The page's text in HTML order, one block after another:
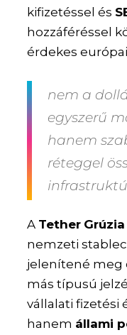
kifizetéssel és
hozzáféréssel
érdekes
nem a
egyszerű
hanem
réteggel
A Tether
nemzeti
jelenítené meg
más típusú
vállalati fizetési
hanem állami